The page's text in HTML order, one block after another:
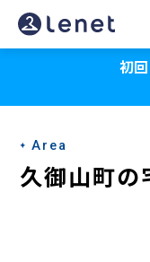
久
御
町
の
ク
初
Area
久御山町の